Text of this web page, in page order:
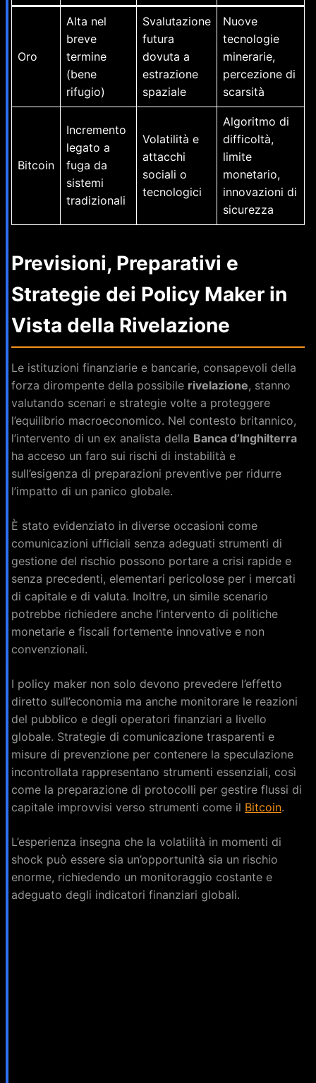
Oro
Alta nel
breve
termine
(bene
rifugio)
Svalutazione
futura
dovuta a
estrazione
spaziale
Nuove
tecnologie
minerarie,
percezione di
scarsità
Bitcoin
Incremento
legato a
fuga da
sistemi
tradizionali
Volatilità e
attacchi
sociali o
tecnologici
Algoritmo di
difficoltà,
limite
monetario,
innovazioni di
sicurezza
Previsioni, Preparativi e
Strategie dei Policy Maker in
Vista della Rivelazione
Le istituzioni finanziarie e bancarie, consapevoli della
forza dirompente della possibile rivelazione, stanno
valutando scenari e strategie volte a proteggere
l’equilibrio macroeconomico. Nel contesto britannico,
l’intervento di un ex analista della Banca d’Inghilterra
ha acceso un faro sui rischi di instabilità e
sull’esigenza di preparazioni preventive per ridurre
l’impatto di un panico globale.
È stato evidenziato in diverse occasioni come
comunicazioni ufficiali senza adeguati strumenti di
gestione del rischio possono portare a crisi rapide e
senza precedenti, elementari pericolose per i mercati
di capitale e di valuta. Inoltre, un simile scenario
potrebbe richiedere anche l’intervento di politiche
monetarie e fiscali fortemente innovative e non
convenzionali.
I policy maker non solo devono prevedere l’effetto
diretto sull’economia ma anche monitorare le reazioni
del pubblico e degli operatori finanziari a livello
globale. Strategie di comunicazione trasparenti e
misure di prevenzione per contenere la speculazione
incontrollata rappresentano strumenti essenziali, così
come la preparazione di protocolli per gestire flussi di
capitale improvvisi verso strumenti come il Bitcoin.
L’esperienza insegna che la volatilità in momenti di
shock può essere sia un’opportunità sia un rischio
enorme, richiedendo un monitoraggio costante e
adeguato degli indicatori finanziari globali.